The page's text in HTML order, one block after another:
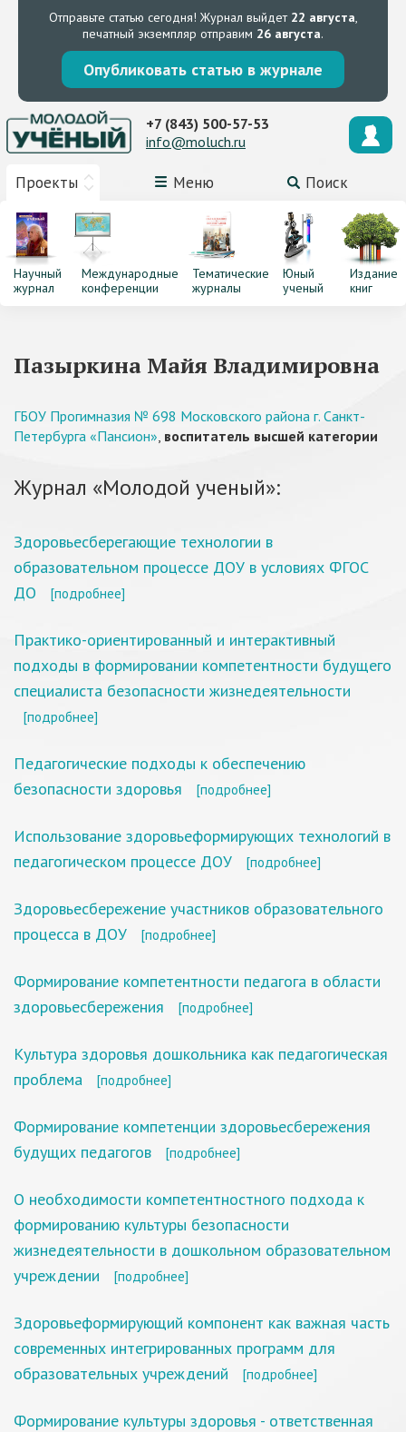
Отправьте статью сегодня! Журнал выйдет 22 августа,
печатный экземпляр отправим 26 августа.
Опубликовать статью в журнале
Проекты Меню Поиск
+7 (843) 500-57-53
info@moluch.ru
Научный
журнал
Международные
конференции
Тематические
журналы
Юный
ученый
Издание
книг
Пазыркина Майя Владимировна
ГБОУ Прогимназия № 698 Московского района г. Санкт-
Петербурга «Пансион», воспитатель высшей категории
Журнал «Молодой ученый»:
Здоровьесберегающие технологии в
образовательном процессе ДОУ в условиях ФГОС
ДО
[подробнее]
Практико-ориентированный и интерактивный
подходы в формировании компетентности будущего
специалиста безопасности жизнедеятельности
[подробнее]
Педагогические подходы к обеспечению
безопасности здоровья
[подробнее]
Использование здоровьеформирующих технологий в
педагогическом процессе ДОУ
[подробнее]
Здоровьесбережение участников образовательного
процесса в ДОУ
[подробнее]
Формирование компетентности педагога в области
здоровьесбережения
[подробнее]
Культура здоровья дошкольника как педагогическая
проблема
[подробнее]
Формирование компетенции здоровьесбережения
будущих педагогов
[подробнее]
О необходимости компетентностного подхода к
формированию культуры безопасности
жизнедеятельности в дошкольном образовательном
учреждении
[подробнее]
Здоровьеформирующий компонент как важная часть
современных интегрированных программ для
образовательных учреждений
[подробнее]
Формирование культуры здоровья - ответственная